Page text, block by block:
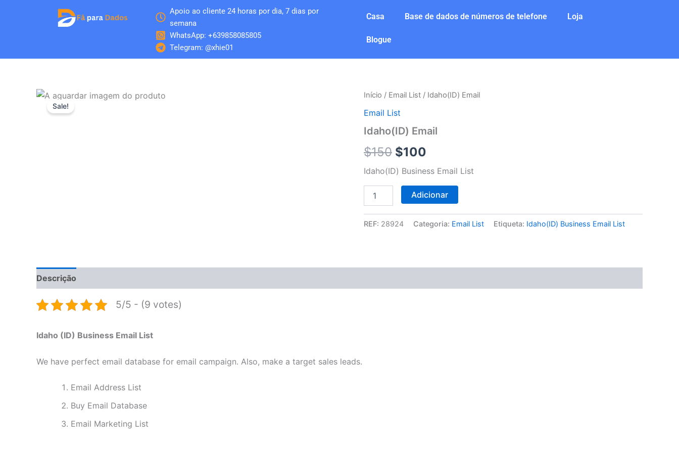
Apoio ao cliente 24 horas por dia, 7 dias por
semana
WhatsApp: +639858085805
Telegram: @xhie01
Casa Base de dados de números de telefone Loja
Blogue
Sale!
Início / Email List / Idaho(ID) Email
Email List
Idaho(ID) Email
$150
O
preço
original
era:
$150.
$100
O
atual
$100.
Idaho(ID) Business Email List
Quantidade
Idaho(ID)
Adicionar
REF: 28924 Categoria: Email List Etiqueta: Idaho(ID) Business Email List
Descrição
5/5 - (9 votes)
Idaho (ID) Business Email List
We have perfect email database for email campaign. Also, make a target sales leads.
Email Address List
Buy Email Database
Email Marketing List